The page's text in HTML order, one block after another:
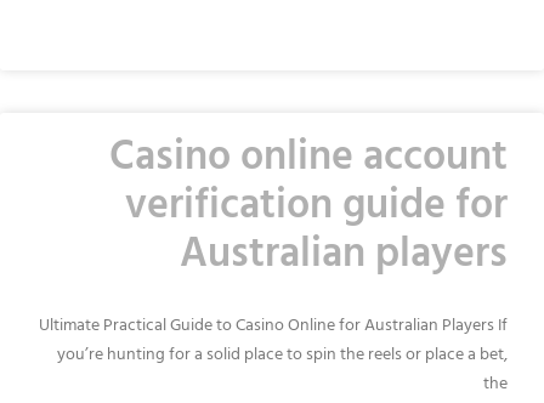
Casino online account
verification guide for
Australian players
Ultimate Practical Guide to Casino Online for Australian Players If
you’re hunting for a solid place to spin the reels or place a bet,
the